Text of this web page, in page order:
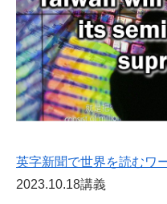
英字新聞で世界を読むワ
2023.10.18講義